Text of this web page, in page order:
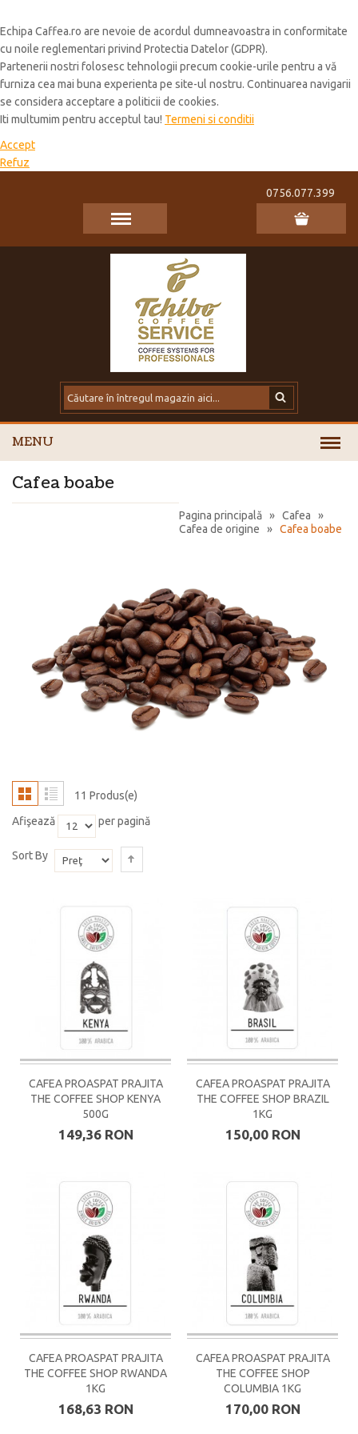
Echipa Caffea.ro are nevoie de acordul dumneavoastra in conformitate
cu noile reglementari privind Protectia Datelor (GDPR).
Partenerii nostri folosesc tehnologii precum cookie-urile pentru a vă
furniza cea mai buna experienta pe site-ul nostru. Continuarea navigarii
se considera acceptare a politicii de cookies.
Iti multumim pentru acceptul tau! Termeni si conditii
Accept
Refuz
0756.077.399
MENU
Pagina principală » Cafea
»
Cafea de origine
» Cafea boabe
Cafea boabe
11 Produs(e)
Afişează
per pagină
Sort By
CAFEA PROASPAT PRAJITA
THE COFFEE SHOP KENYA
500G
149,36 RON
CAFEA PROASPAT PRAJITA
THE COFFEE SHOP BRAZIL
1KG
150,00 RON
CAFEA PROASPAT PRAJITA
THE COFFEE SHOP RWANDA
1KG
168,63 RON
CAFEA PROASPAT PRAJITA
THE COFFEE SHOP
COLUMBIA 1KG
170,00 RON